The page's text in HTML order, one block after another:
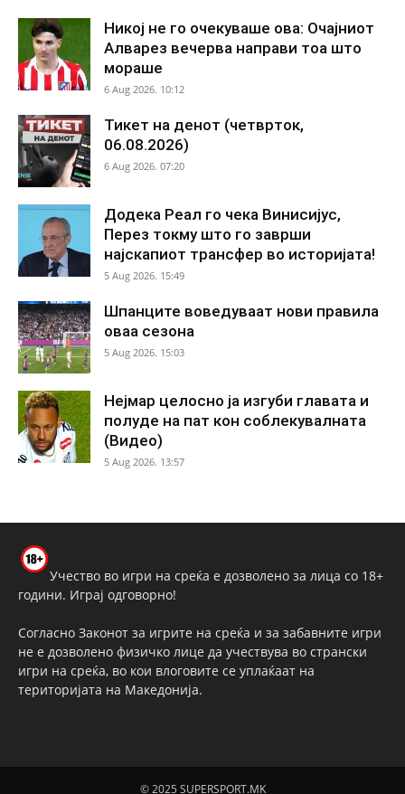
Никој не го очекуваше ова: Очајниот
Алварез вечерва направи тоа што
мораше
6 Aug 2026. 10:12
Тикет на денот (четврток,
06.08.2026)
6 Aug 2026. 07:20
Додека Реал го чека Винисијус,
Перез токму што го заврши
најскапиот трансфер во историјата!
5 Aug 2026. 15:49
Шпанците воведуваат нови правила
оваа сезона
5 Aug 2026. 15:03
Нејмар целосно ја изгуби главата и
полуде на пат кон соблекувалната
(Видео)
5 Aug 2026. 13:57
Учество во игри на среќа е дозволено за лица со 18+
години. Играј одговорно!
Согласно Законот за игрите на среќа и за забавните игри
не е дозволено физичко лице да учествува во странски
игри на среќа, во кои влоговите се уплаќаат на
територијата на Македонија.
© 2025 SUPERSPORT.MK